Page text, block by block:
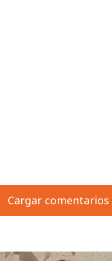
Cargar comentarios